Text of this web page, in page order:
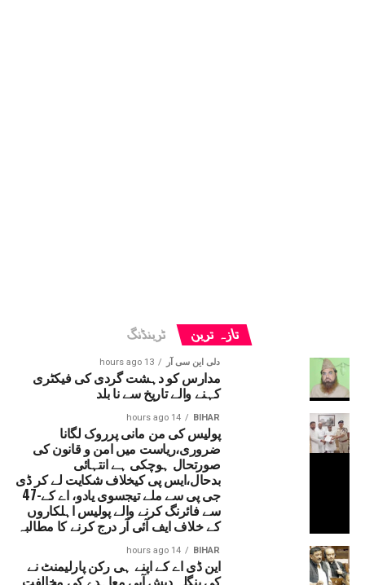
تازہ ترین ٹرینڈنگ
دلی این سی آر 13 hours ago
مدارس کو دہشت گردی کی فیکٹری
کہنے والے تاریخ سے نا بلد
BIHAR
14 hours ago
پولیس کی من مانی پرروک لگانا
ضروری،ریاست میں امن و قانون کی
صورتحال ہوچکی ہے انتہائی
بدحال،ایس پی کیخلاف شکایت لے کر ڈی
جی پی سے ملے تیجسوی یادو، اے کے-47
سے فائرنگ کرنے والے پولیس اہلکاروں
کے خلاف ایف آئی آر درج کرنے کا مطالبہ
BIHAR
14 hours ago
این ڈی اے کے اپنے ہی رکن پارلیمنٹ نے
کی بنگلہ دیش آبی معاہدے کی مخالفت